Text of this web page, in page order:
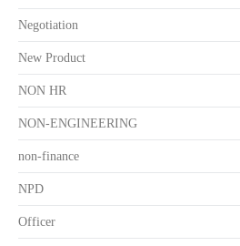
Negotiation
New Product
NON HR
NON-ENGINEERING
non-finance
NPD
Officer